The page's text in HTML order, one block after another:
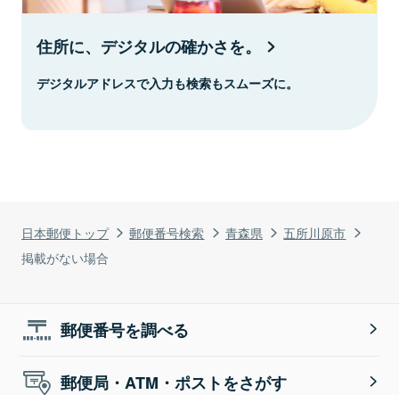
日本郵便トップ 郵便番号検索 青森県
五所川原市
掲載がない場合
住所に、デジタルの確かさを。
デジタルアドレスで入力も検索もスムーズに。
郵便番号を調べる
郵便局・ATM・ポストをさがす